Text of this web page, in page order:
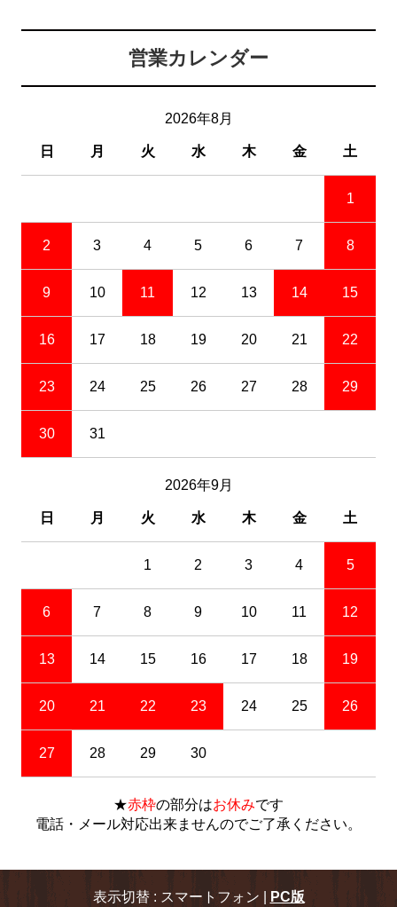
営業カレンダー
2026年8月
日 月 火 水 木 金 土
1
2 3 4 5 6 7 8
9 10 11 12 13 14 15
16 17 18 19 20 21 22
23 24 25 26 27 28 29
30 31
2026年9月
日 月 火 水 木 金 土
1 2 3 4 5
6 7 8 9 10 11 12
13 14 15 16 17 18 19
20 21 22 23 24 25 26
27 28 29 30
★赤枠の部分はお休みです
電話・メール対応出来ませんのでご了承ください。
表示切替 : スマートフォン | PC版